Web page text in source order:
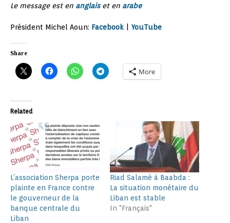
Le message est en anglaiset en arabe
Président Michel Aoun: Facebook YouTube
Share
More
Related
L’association Sherpa porte
plainte en France contre
le gouverneur de la
banque centrale du
Liban
Riad Salamé à Baabda :
La situation monétaire du
Liban est stable
In "Français"